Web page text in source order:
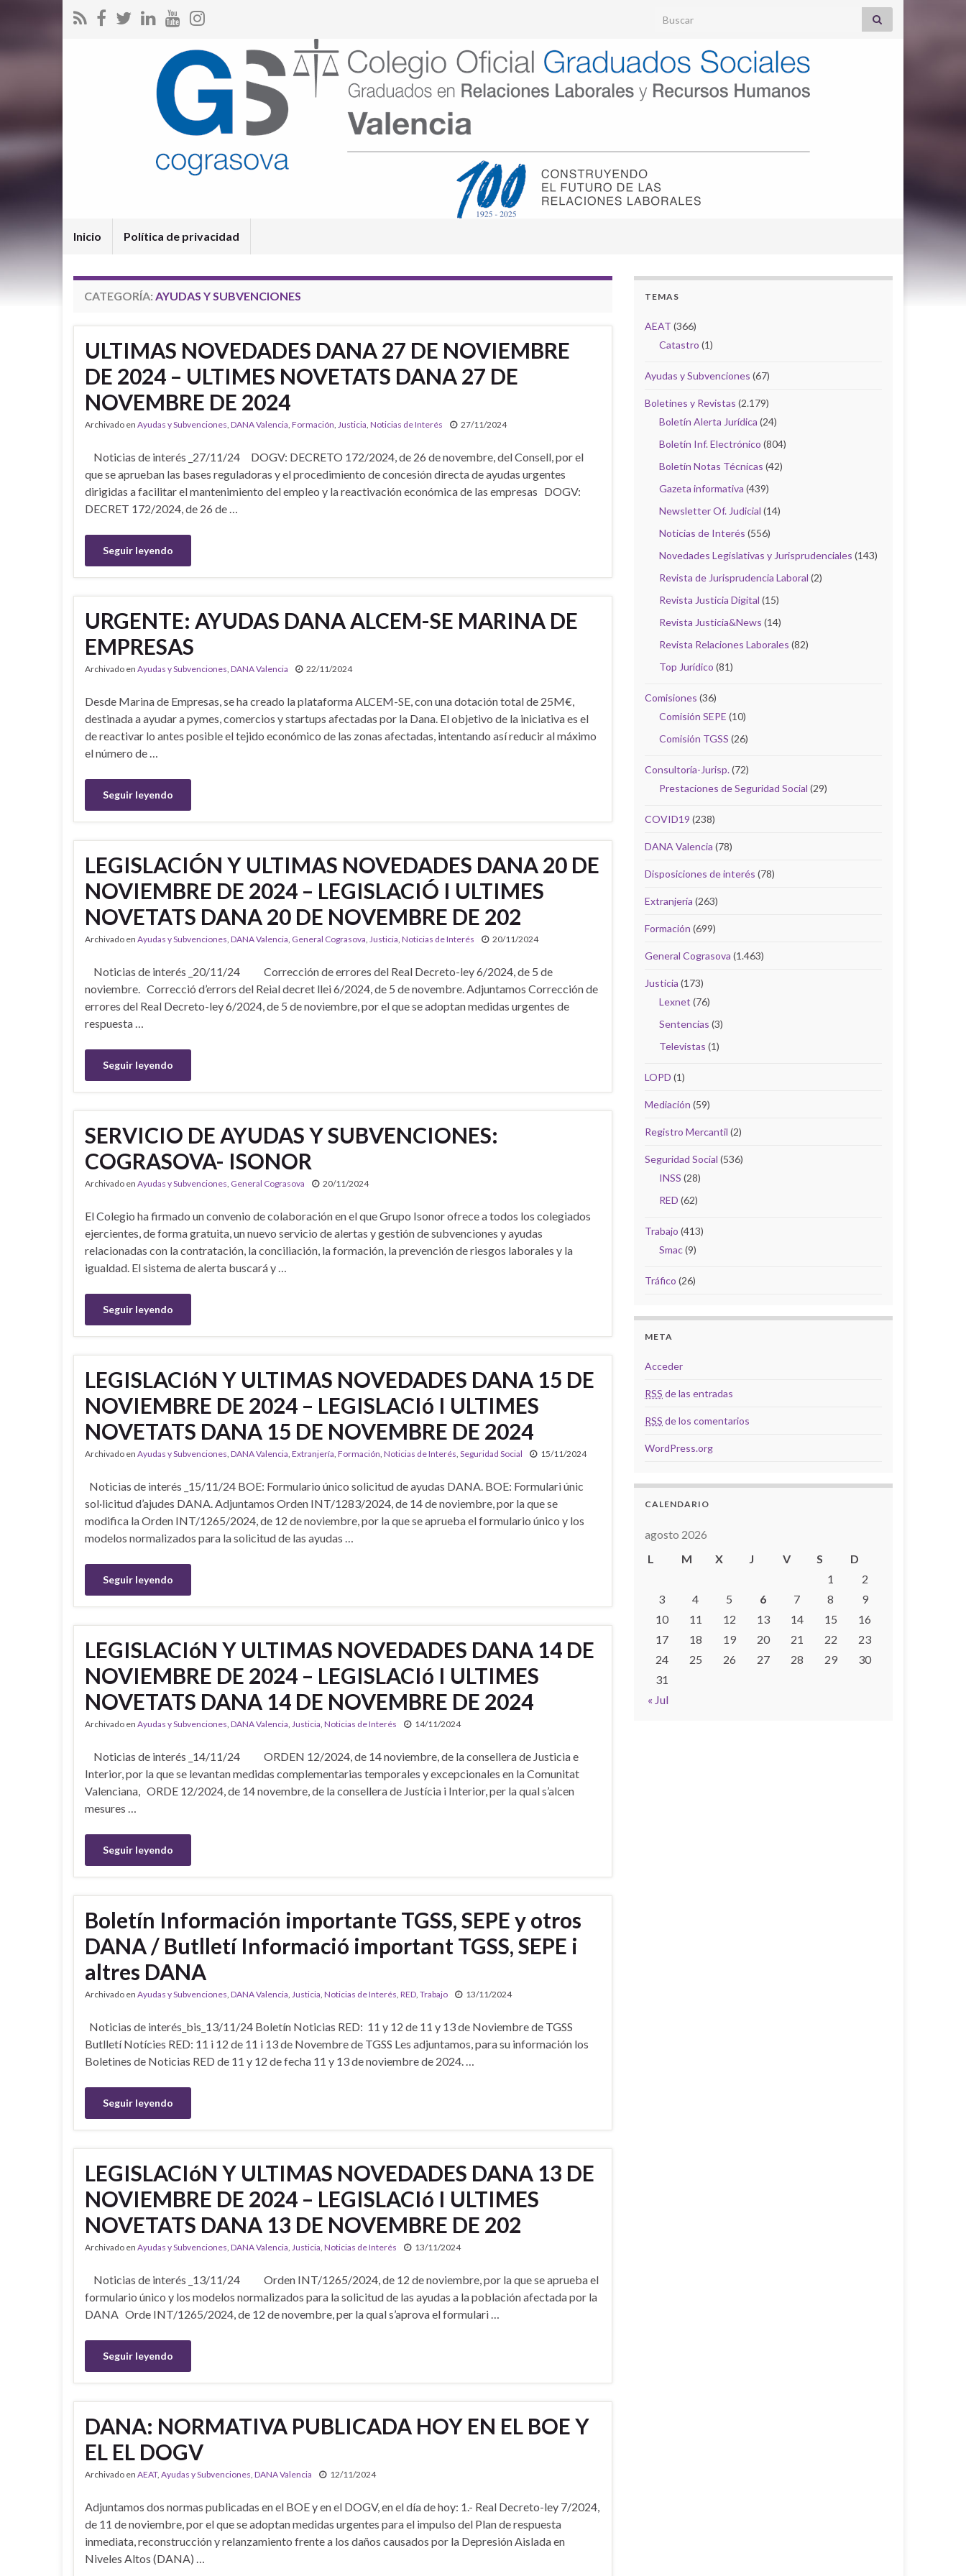
Search for:
Inicio Política de privacidad
CATEGORÍA: AYUDAS Y SUBVENCIONES
ULTIMAS NOVEDADES DANA 27 DE NOVIEMBRE
DE 2024 – ULTIMES NOVETATS DANA 27 DE
NOVEMBRE DE 2024
Archivado en Ayudas y Subvenciones, DANA Valencia, Formación, Justicia, Noticias de Interés 27/11/2024
Noticias de interés _27/11/24 DOGV: DECRETO 172/2024, de 26 de novembre, del Consell, por el
que se aprueban las bases reguladoras y el procedimiento de concesión directa de ayudas urgentes
dirigidas a facilitar el mantenimiento del empleo y la reactivación económica de las empresas DOGV:
DECRET 172/2024, de 26 de …
Seguir leyendo
URGENTE: AYUDAS DANA ALCEM-SE MARINA DE
EMPRESAS
Archivado en Ayudas y Subvenciones, DANA Valencia 22/11/2024
Desde Marina de Empresas, se ha creado la plataforma ALCEM-SE, con una dotación total de 25M€,
destinada a ayudar a pymes, comercios y startups afectadas por la Dana. El objetivo de la iniciativa es el
de reactivar lo antes posible el tejido económico de las zonas afectadas, intentando así reducir al máximo
el número de …
Seguir leyendo
LEGISLACIÓN Y ULTIMAS NOVEDADES DANA 20 DE
NOVIEMBRE DE 2024 – LEGISLACIÓ I ULTIMES
NOVETATS DANA 20 DE NOVEMBRE DE 202
Archivado en Ayudas y Subvenciones, DANA Valencia, General Cograsova, Justicia, Noticias de Interés 20/11/2024
Noticias de interés _20/11/24 Corrección de errores del Real Decreto-ley 6/2024, de 5 de
noviembre. Correcció d’errors del Reial decret llei 6/2024, de 5 de novembre. Adjuntamos Corrección de
errores del Real Decreto-ley 6/2024, de 5 de noviembre, por el que se adoptan medidas urgentes de
respuesta …
Seguir leyendo
SERVICIO DE AYUDAS Y SUBVENCIONES:
COGRASOVA- ISONOR
Archivado en Ayudas y Subvenciones, General Cograsova 20/11/2024
El Colegio ha firmado un convenio de colaboración en el que Grupo Isonor ofrece a todos los colegiados
ejercientes, de forma gratuita, un nuevo servicio de alertas y gestión de subvenciones y ayudas
relacionadas con la contratación, la conciliación, la formación, la prevención de riesgos laborales y la
igualdad. El sistema de alerta buscará y …
Seguir leyendo
LEGISLACIóN Y ULTIMAS NOVEDADES DANA 15 DE
NOVIEMBRE DE 2024 – LEGISLACIó I ULTIMES
NOVETATS DANA 15 DE NOVEMBRE DE 2024
Archivado en Ayudas y Subvenciones, DANA Valencia, Extranjería, Formación, Noticias de Interés, Seguridad Social 15/11/2024
Noticias de interés _15/11/24 BOE: Formulario único solicitud de ayudas DANA. BOE: Formulari únic
sol·licitud d’ajudes DANA. Adjuntamos Orden INT/1283/2024, de 14 de noviembre, por la que se
modifica la Orden INT/1265/2024, de 12 de noviembre, por la que se aprueba el formulario único y los
modelos normalizados para la solicitud de las ayudas …
Seguir leyendo
LEGISLACIóN Y ULTIMAS NOVEDADES DANA 14 DE
NOVIEMBRE DE 2024 – LEGISLACIó I ULTIMES
NOVETATS DANA 14 DE NOVEMBRE DE 2024
Archivado en Ayudas y Subvenciones, DANA Valencia, Justicia, Noticias de Interés 14/11/2024
Noticias de interés _14/11/24 ORDEN 12/2024, de 14 noviembre, de la consellera de Justicia e
Interior, por la que se levantan medidas complementarias temporales y excepcionales en la Comunitat
Valenciana, ORDE 12/2024, de 14 novembre, de la consellera de Justícia i Interior, per la qual s’alcen
mesures …
Seguir leyendo
Boletín Información importante TGSS, SEPE y otros
DANA / Butlletí Informació important TGSS, SEPE i
altres DANA
Archivado en Ayudas y Subvenciones, DANA Valencia, Justicia, Noticias de Interés, RED, Trabajo 13/11/2024
Noticias de interés_bis_13/11/24 Boletín Noticias RED: 11 y 12 de 11 y 13 de Noviembre de TGSS
Butlletí Notícies RED: 11 i 12 de 11 i 13 de Novembre de TGSS Les adjuntamos, para su información los
Boletines de Noticias RED de 11 y 12 de fecha 11 y 13 de noviembre de 2024. …
Seguir leyendo
LEGISLACIóN Y ULTIMAS NOVEDADES DANA 13 DE
NOVIEMBRE DE 2024 – LEGISLACIó I ULTIMES
NOVETATS DANA 13 DE NOVEMBRE DE 202
Archivado en Ayudas y Subvenciones, DANA Valencia, Justicia, Noticias de Interés 13/11/2024
Noticias de interés _13/11/24 Orden INT/1265/2024, de 12 de noviembre, por la que se aprueba el
formulario único y los modelos normalizados para la solicitud de las ayudas a la población afectada por la
DANA Orde INT/1265/2024, de 12 de novembre, per la qual s’aprova el formulari …
Seguir leyendo
DANA: NORMATIVA PUBLICADA HOY EN EL BOE Y
EL EL DOGV
Archivado en AEAT, Ayudas y Subvenciones, DANA Valencia 12/11/2024
Adjuntamos dos normas publicadas en el BOE y en el DOGV, en el día de hoy: 1.- Real Decreto-ley 7/2024,
de 11 de noviembre, por el que se adoptan medidas urgentes para el impulso del Plan de respuesta
inmediata, reconstrucción y relanzamiento frente a los daños causados por la Depresión Aislada en
Niveles Altos (DANA) …
TEMAS
AEAT (366)
Catastro (1)
Ayudas y Subvenciones (67)
Boletines y Revistas (2.179)
Boletín Alerta Jurídica (24)
Boletín Inf. Electrónico (804)
Boletín Notas Técnicas (42)
Gazeta informativa (439)
Newsletter Of. Judicial (14)
Noticias de Interés (556)
Novedades Legislativas y Jurisprudenciales (143)
Revista de Jurisprudencia Laboral (2)
Revista Justicia Digital (15)
Revista Justicia&News (14)
Revista Relaciones Laborales (82)
Top Jurídico (81)
Comisiones (36)
Comisión SEPE (10)
Comisión TGSS (26)
Consultoría-Jurisp.(72)
Prestaciones de Seguridad Social (29)
COVID19 (238)
DANA Valencia (78)
Disposiciones de interés (78)
Extranjería (263)
Formación (699)
General Cograsova (1.463)
Justicia (173)
Lexnet (76)
Sentencias (3)
Televistas (1)
LOPD (1)
Mediación (59)
Registro Mercantil (2)
Seguridad Social (536)
INSS (28)
RED (62)
Trabajo (413)
Smac(9)
Tráfico (26)
META
Acceder
RSS de las entradas
RSS de los comentarios
WordPress.org
CALENDARIO
agosto 2026
L
M X J V S D
« Jul
1
2
3
4 5 6 7 8
9
10
11 12 13 14 15
16
17
18 19 20 21 22
23
24
25 26 27 28 29
30
31